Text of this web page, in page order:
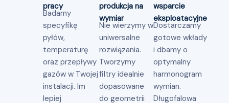
pracy
Badamy
specyfikę
pyłów,
temperaturę
oraz przepływy
gazów w Twojej
instalacji. Im
lepiej
produkcja na
wymiar
Nie wierzymy w
uniwersalne
rozwiązania.
Tworzymy
filtry idealnie
dopasowane
do geometrii
wsparcie
eksploatacyjne
Dostarczamy
gotowe wkłady
i dbamy o
optymalny
harmonogram
wymian.
Długofalowa